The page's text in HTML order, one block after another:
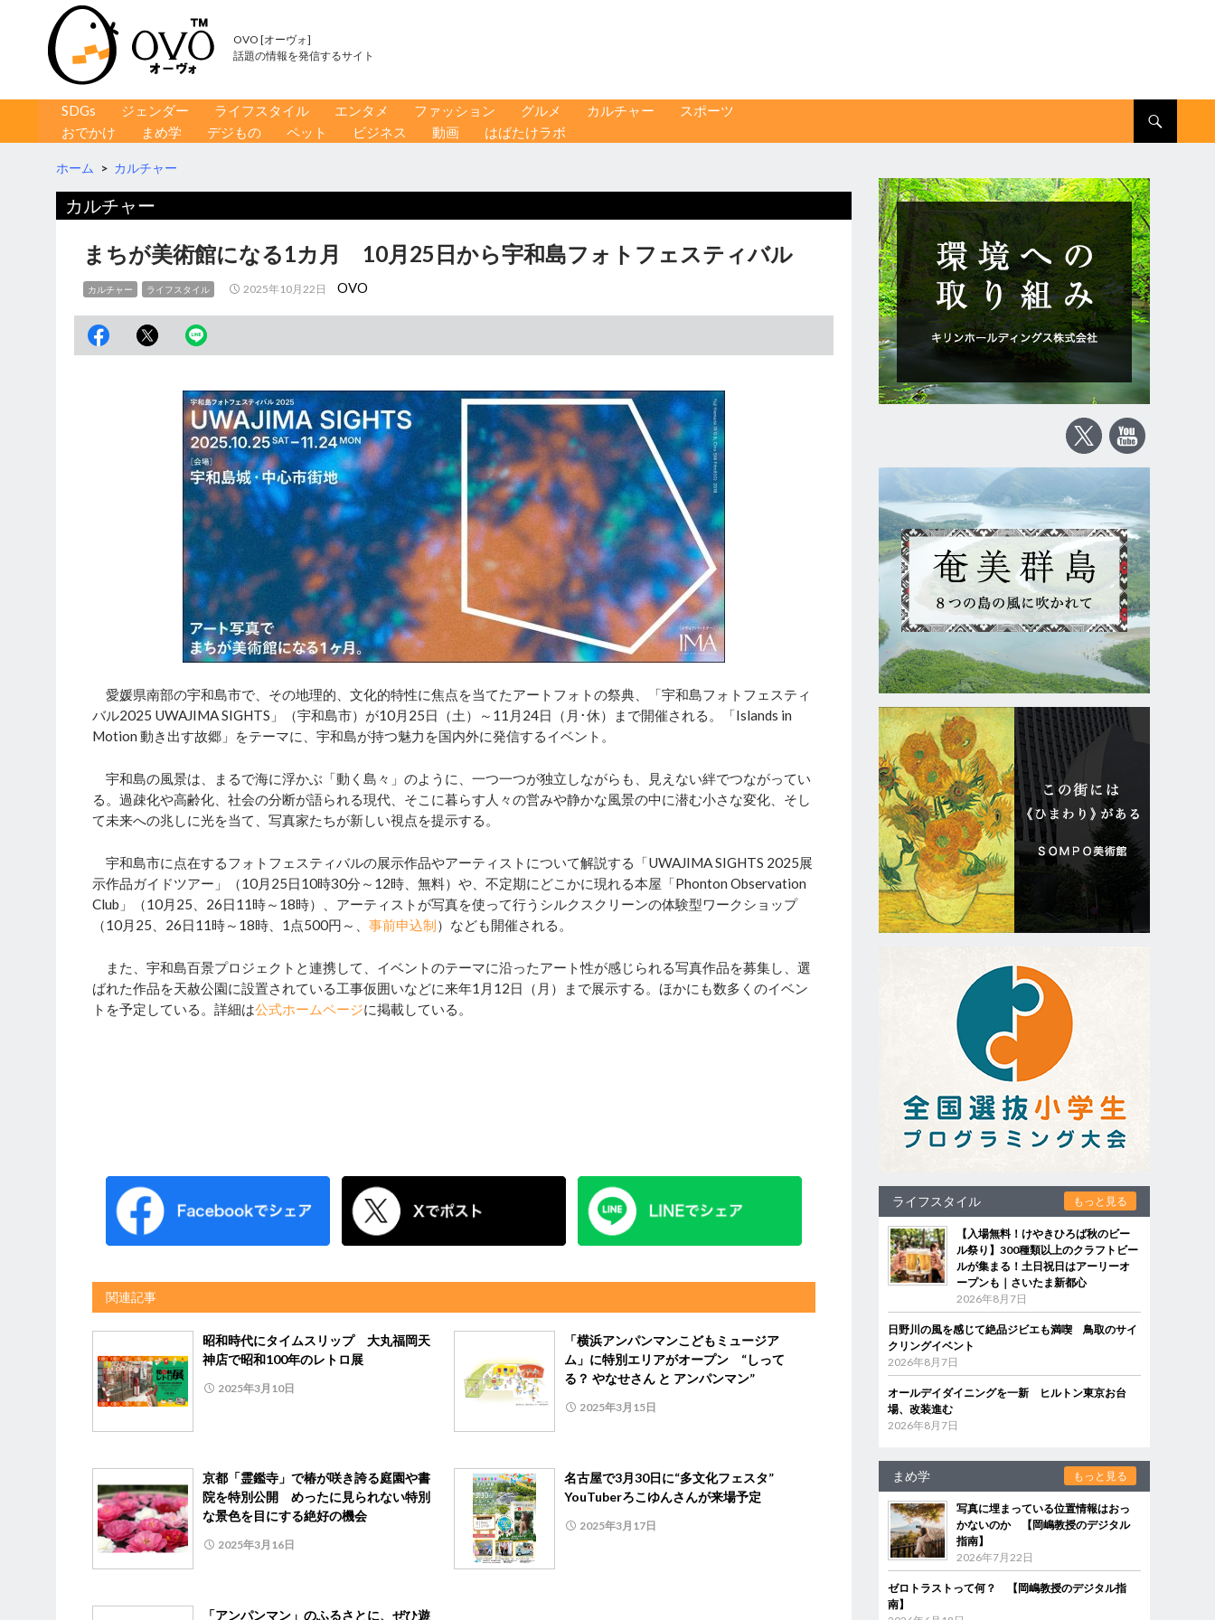
OVO [オーヴォ]
話題の情報を発信するサイト
コンテンツへ移動
SDGs ジェンダー ライフスタイル エンタメ ファッション グルメ カルチャー
スポーツ
おでかけ
まめ学 デジもの ペット ビジネス 動画 はばたけラボ
ホーム > カルチャー
カルチャー
まちが美術館になる1カ月 10月25日から宇和島フォトフェスティバル
カルチャー ライフスタイル 2025年10月22日 OVO
愛媛県南部の宇和島市で、その地理的、文化的特性に焦点を当てたアートフォトの祭典、「宇和島フォトフェスティ
バル2025 UWAJIMA SIGHTS」（宇和島市）が10月25日（土）～11月24日（月･休）まで開催される。「Islands in
Motion 動き出す故郷」をテーマに、宇和島が持つ魅力を国内外に発信するイベント。
宇和島の風景は、まるで海に浮かぶ「動く島々」のように、一つ一つが独立しながらも、見えない絆でつながってい
る。過疎化や高齢化、社会の分断が語られる現代、そこに暮らす人々の営みや静かな風景の中に潜む小さな変化、そし
て未来への兆しに光を当て、写真家たちが新しい視点を提示する。
宇和島市に点在するフォトフェスティバルの展示作品やアーティストについて解説する「UWAJIMA SIGHTS 2025展
示作品ガイドツアー」（10月25日10時30分～12時、無料）や、不定期にどこかに現れる本屋「Phonton Observation
Club」（10月25、26日11時～18時）、アーティストが写真を使って行うシルクスクリーンの体験型ワークショップ
（10月25、26日11時～18時、1点500円～、 事前申込制 ）なども開催される。
また、宇和島百景プロジェクトと連携して、イベントのテーマに沿ったアート性が感じられる写真作品を募集し、選
ばれた作品を天赦公園に設置されている工事仮囲いなどに来年1月12日（月）まで展示する。ほかにも数多くのイベン
トを予定している。詳細は公式ホームページに掲載している。
関連記事
昭和時代にタイムスリップ 大丸福岡天
神店で昭和100年のレトロ展
2025年3月10日
「横浜アンパンマンこどもミュージア
ム」に特別エリアがオープン “しって
る？ やなせさん と アンパンマン”
2025年3月15日
京都「霊鑑寺」で椿が咲き誇る庭園や書
院を特別公開 めったに見られない特別
な景色を目にする絶好の機会
2025年3月16日
名古屋で3月30日に“多文化フェスタ”
YouTuberろこゆんさんが来場予定
2025年3月17日
「アンパンマン」のふるさとに、ぜひ遊
ライフスタイル もっと見る
【入場無料！けやきひろば秋のビー
ル祭り】300種類以上のクラフトビー
ルが集まる！土日祝日はアーリーオ
ープンも｜さいたま新都心
2026年8月7日
日野川の風を感じて絶品ジビエも満喫 鳥取のサイ
クリングイベント
2026年8月7日
オールデイダイニングを一新 ヒルトン東京お台
場、改装進む
2026年8月7日
まめ学 もっと見る
写真に埋まっている位置情報はおっ
かないのか 【岡嶋教授のデジタル
指南】
2026年7月22日
ゼロトラストって何？ 【岡嶋教授のデジタル指
南】